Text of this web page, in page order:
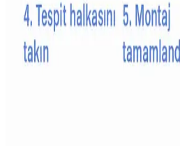
Bebeklerin hijyen ve güvenliği için
önemlidir. Güvenlik, malzeme kalitesi
faktörler dikkate alınmalı, bebeğin
tercih edilmelidir.